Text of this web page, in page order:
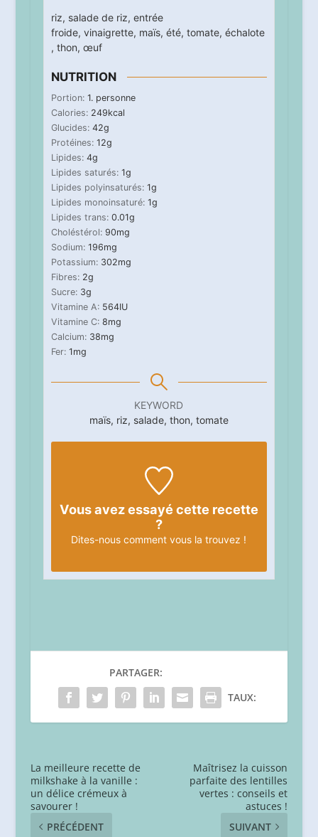
riz, salade de riz, entrée
froide, vinaigrette, maïs, été, tomate, échalote
, thon, œuf
NUTRITION
Portion: 1. personne
Calories: 249kcal
Glucides: 42g
Protéines: 12g
Lipides: 4g
Lipides saturés: 1g
Lipides polyinsaturés: 1g
Lipides monoinsaturé: 1g
Lipides trans: 0.01g
Choléstérol: 90mg
Sodium: 196mg
Potassium: 302mg
Fibres: 2g
Sucre: 3g
Vitamine A: 564IU
Vitamine C: 8mg
Calcium: 38mg
Fer: 1mg
KEYWORD
maïs, riz, salade, thon, tomate
Vous avez essayé cette recette
?
Dites-nous comment vous la trouvez !
PARTAGER:
TAUX:
La meilleure recette de
milkshake à la vanille :
un délice crémeux à
savourer !
PRÉCÉDENT
Maîtrisez la cuisson
parfaite des lentilles
vertes : conseils et
astuces !
SUIVANT